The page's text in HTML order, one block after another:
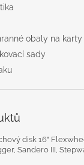
obaly na karty
sady
disk 16"
Sandero III,